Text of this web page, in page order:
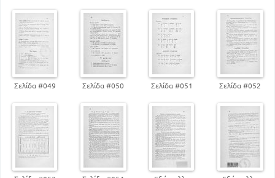
Σελίδα #049 Σελίδα #050 Σελίδα #051 Σελίδα #052